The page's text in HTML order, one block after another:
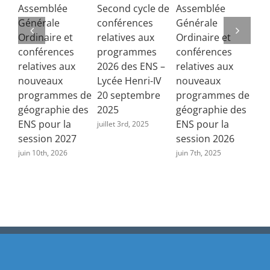
Assemblée
Générale
Ordinaire et
conférences
relatives aux
nouveaux
programmes de
géographie des
ENS pour la
session 2027
juin 10th, 2026
Second cycle de
conférences
relatives aux
programmes
2026 des ENS –
Lycée Henri-IV
20 septembre
2025
juillet 3rd, 2025
Assemblée
Générale
Ordinaire et
conférences
relatives aux
nouveaux
programmes de
géographie des
ENS pour la
session 2026
juin 7th, 2025